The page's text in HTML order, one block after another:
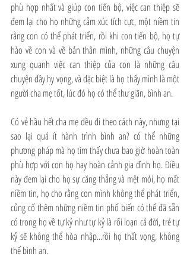
phù hợp nhất và giúp con tiến bộ, việc can thiệp sẽ
đem lại cho họ những cảm xúc tích cực, một niềm tin
rằng con có thể phát triển, rồi khi con tiến bộ, họ tự
hào về con và về bản thân mình, những câu chuyện
xung quanh việc can thiệp của con là những câu
chuyện đầy hy vọng, và đặc biệt là họ thấy mình là một
người cha mẹ tốt, lúc đó họ có thể thư giãn, bình an.
Có vẻ hầu hết cha mẹ đều đi theo cách này, nhưng tại
sao lại quá ít hành trình bình an? có thể những
phương pháp mà họ tìm thấy chưa bao giờ hoàn toàn
phù hợp với con họ hay hoàn cảnh gia đình họ. Điều
này đem lại cho họ sự căng thẳng và mệt mỏi, họ mất
niềm tin, họ cho rằng con mình không thể phát triển,
củng cố thêm những niềm tin phổ biến có thể đã sẵn
có trong họ về tự kỷ như tự kỷ là rối loạn cả đời, trẻ tự
kỷ sẽ không thể hòa nhập...rồi họ thất vọng, không
thể bình an.